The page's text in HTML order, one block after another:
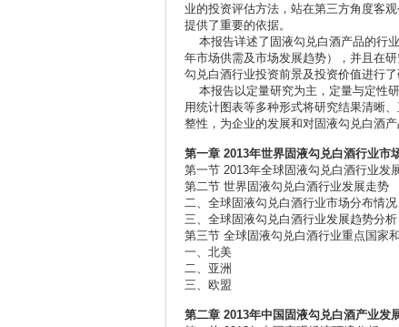
业的投资评估方法，站在第三方角度客
提供了重要的依据。
本报告详述了固液勾兑白酒产品的行
年市场供需及市场发展趋势），并且在
勾兑白酒行业投资前景及投资价值进行
本报告以定量研究为主，定量与定性
用统计图表等多种形式将研究结果清晰
整性，为企业的发展和对固液勾兑白酒产
第一章 2013年世界固液勾兑白酒行业市
第一节 2013年全球固液勾兑白酒行业发
第二节 世界固液勾兑白酒行业发展走势
二、全球固液勾兑白酒行业市场分布情况
三、全球固液勾兑白酒行业发展趋势分析
第三节 全球固液勾兑白酒行业重点国家
一、北美
二、亚洲
三、欧盟
第二章 2013年中国固液勾兑白酒产业发